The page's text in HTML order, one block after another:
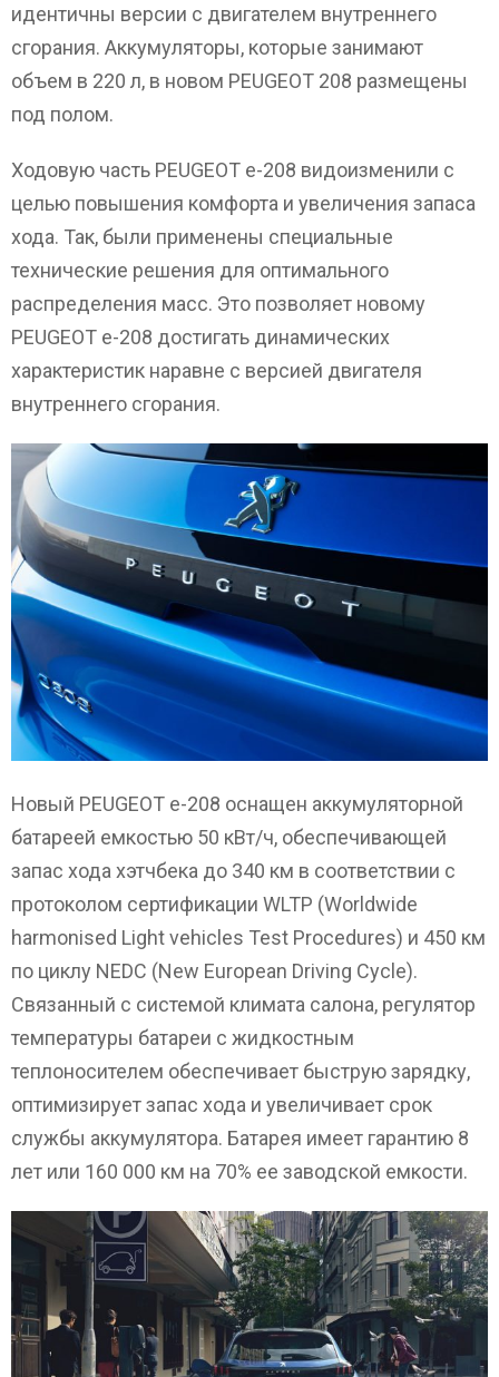
идентичны версии с двигателем внутреннего
сгорания. Аккумуляторы, которые занимают
объем в 220 л, в новом PEUGEOT 208 размещены
под полом.
Ходовую часть PEUGEOT e-208 видоизменили с
целью повышения комфорта и увеличения запаса
хода. Так, были применены специальные
технические решения для оптимального
распределения масс. Это позволяет новому
PEUGEOT e-208 достигать динамических
характеристик наравне с версией двигателя
внутреннего сгорания.
Новый PEUGEOT e-208 оснащен аккумуляторной
батареей емкостью 50 кВт/ч, обеспечивающей
запас хода хэтчбека до 340 км в соответствии с
протоколом сертификации WLTP (Worldwide
harmonised Light vehicles Test Procedures) и 450 км
по циклу NEDC (New European Driving Cycle).
Связанный с системой климата салона, регулятор
температуры батареи с жидкостным
теплоносителем обеспечивает быструю зарядку,
оптимизирует запас хода и увеличивает срок
службы аккумулятора. Батарея имеет гарантию 8
лет или 160 000 км на 70% ее заводской емкости.